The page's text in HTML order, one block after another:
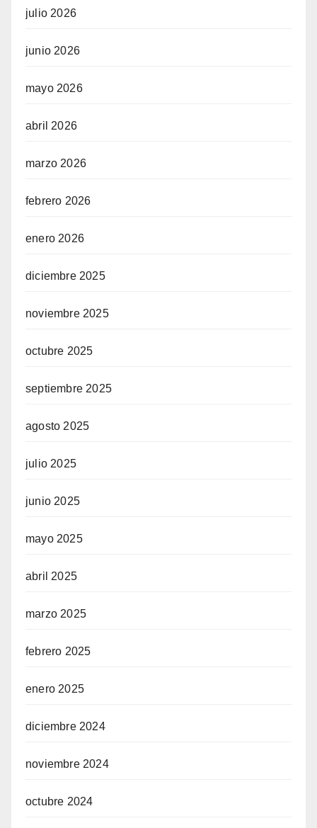
julio 2026
junio 2026
mayo 2026
abril 2026
marzo 2026
febrero 2026
enero 2026
diciembre 2025
noviembre 2025
octubre 2025
septiembre 2025
agosto 2025
julio 2025
junio 2025
mayo 2025
abril 2025
marzo 2025
febrero 2025
enero 2025
diciembre 2024
noviembre 2024
octubre 2024